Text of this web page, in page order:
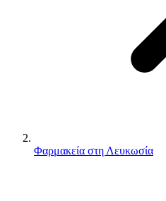
Φαρμακεία στη Λευκωσία